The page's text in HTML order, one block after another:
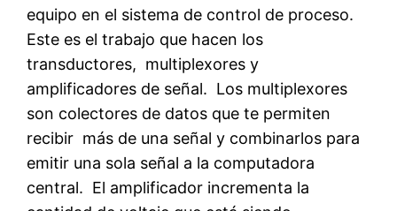
equipo en el sistema de control de proceso.
Este es el trabajo que hacen los
transductores, multiplexores y
amplificadores de señal. Los multiplexores
son colectores de datos que te permiten
recibir más de una señal y combinarlos para
emitir una sola señal a la computadora
central. El amplificador incrementa la